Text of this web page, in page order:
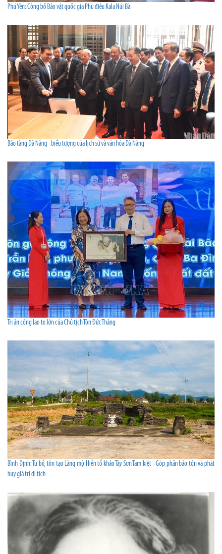
Phú Yên: Công bố Bảo vật quốc gia Phù điêu Kala Núi Bà
Bảo tàng Đà Nẵng - biểu tượng của lịch sử và văn hóa Đà Nẵng
Tri ân công lao to lớn của Chủ tịch Tôn Đức Thắng
Bình Định: Tu bổ, tôn tạo Lăng mộ Hiển tổ khảo Tây Sơn Tam kiệt - Góp phần bảo tồn và phát
huy giá trị di tích